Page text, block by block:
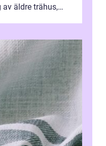
av äldre trähus,